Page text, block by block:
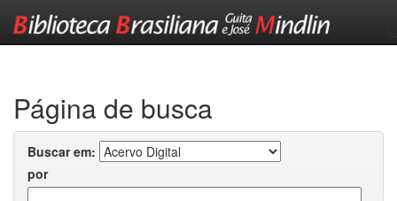
Página de busca
Buscar em:
por